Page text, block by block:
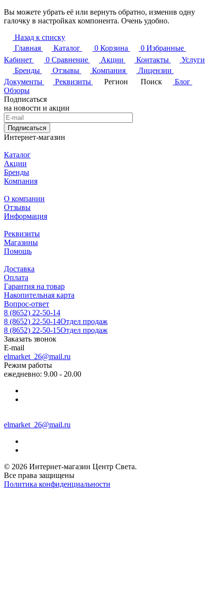
Вы можете убрать её или вернуть обратно, изменив одну
галочку в настройках компонента. Очень удобно.
Назад к списку
Главная
Каталог 0 Корзина 0 Избранные
Кабинет
0 Сравнение Акции Контакты
Услуги
Бренды
Отзывы Компания
Лицензии
Документы
Реквизиты Регион Поиск
Блог
Обзоры
Подписаться
на новости и акции
Подписаться
Интернет-магазин
Каталог
Акции
Бренды
Компания
О компании
Отзывы
Информация
Реквизиты
Магазины
Помощь
Доставка
Оплата
Гарантия на товар
Накопительная карта
Вопрос-ответ
8 (8652) 22-50-14
8 (8652) 22-50-14Отдел продаж
8 (8652) 22-50-15Отдел продаж
Заказать звонок
E-mail
elmarket_26@mail.ru
Режим работы
ежедневно: 9.00 - 20.00
elmarket_26@mail.ru
© 2026 Интернет-магазин Центр Света.
Все права защищены
Политика конфиденциальности